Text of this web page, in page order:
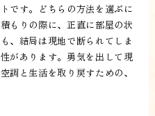
です。どちらの方法を選ぶに
もりの際に、正直に部屋の状
、結局は現地で断られてしま
があります。勇気を出して現
調と生活を取り戻すための、